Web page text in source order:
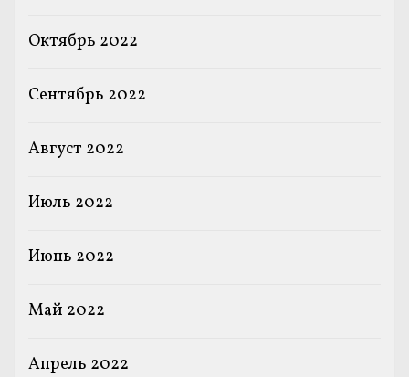
Октябрь 2022
Сентябрь 2022
Август 2022
Июль 2022
Июнь 2022
Май 2022
Апрель 2022